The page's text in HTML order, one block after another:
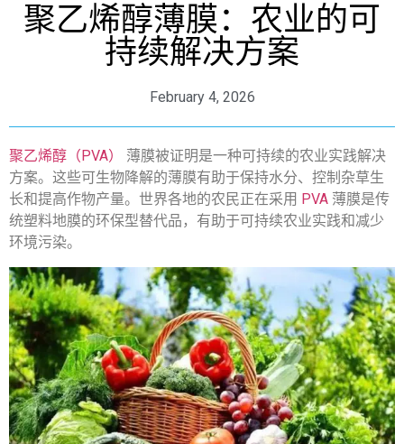
聚乙烯醇薄膜：农业的可
持续解决方案
February 4, 2026
聚乙烯醇（PVA）
薄膜被证明是一种可持续的农业实践解决
方案。这些可生物降解的薄膜有助于保持水分、控制杂草生
长和提高作物产量。世界各地的农民正在采用 PVA 薄膜是传
统塑料地膜的环保型替代品，有助于可持续农业实践和减少
环境污染。